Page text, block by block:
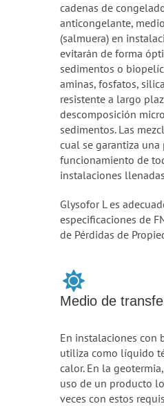
cadenas de
anticongelante,
(salmuera) en
evitarán de forma
sedimentos o
aminas, fosfatos,
resistente a largo
descomposición
sedimentos. Las
cual se garantiza
funcionamiento de
instalaciones
Glysofor L es
especificaciones de
de Pérdidas de
Medio de
En instalaciones con
utiliza como líquido
calor. En la
uso de un producto
veces con estos